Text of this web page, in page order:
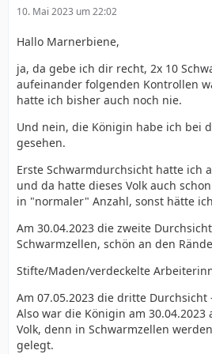
10. Mai 2023 um 22:02
Hallo Marnerbiene,
ja, da gebe ich dir recht, 2x 10
aufeinander folgenden Kontrollen
hatte ich bisher auch noch nie.
Und nein, die Königin habe ich bei
gesehen.
Erste Schwarmdurchsicht hatte ich
und da hatte dieses Volk auch
in "normaler" Anzahl, sonst hätte
Am 30.04.2023 die zweite
Schwarmzellen, schön an den
Stifte/Maden/verdeckelte
Am 07.05.2023 die dritte Durchsicht
Also war die Königin am 30.04.2023
Volk, denn in Schwarmzellen
gelegt.